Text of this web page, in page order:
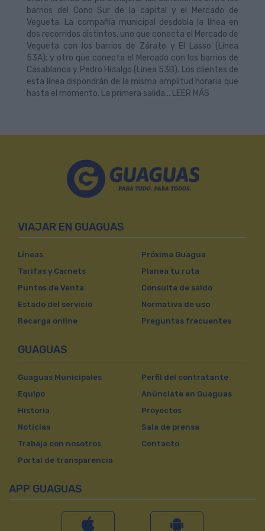
barrios del Cono Sur de la capital y el Mercado de
Vegueta. La compañía municipal desdobla la línea en
dos recorridos distintos, uno que conecta el Mercado de
Vegueta con los barrios de Zárate y El Lasso (Línea
53A); y otro que conecta el Mercado con los barrios de
Casablanca y Pedro Hidalgo (Línea 53B). Los clientes de
esta línea dispondrán de la misma amplitud horaria que
hasta el momento. La primera salida... LEER MÁS
VIAJAR EN GUAGUAS
Líneas
Tarifas y Carnets
Puntos de Venta
Estado del servicio
Recarga online
Próxima Guagua
Planea tu ruta
Consulta de saldo
Normativa de uso
Preguntas frecuentes
GUAGUAS
Guaguas Municipales
Equipo
Historia
Noticias
Trabaja con nosotros
Portal de transparencia
Perfil del contratante
Anúnciate en Guaguas
Proyectos
Sala de prensa
Contacto
APP GUAGUAS